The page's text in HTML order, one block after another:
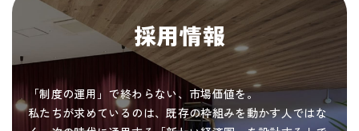
採用情報
「制度の運用」で終わらない、市場価値を。
私たちが求めているのは、既存の枠組みを動かす人ではな